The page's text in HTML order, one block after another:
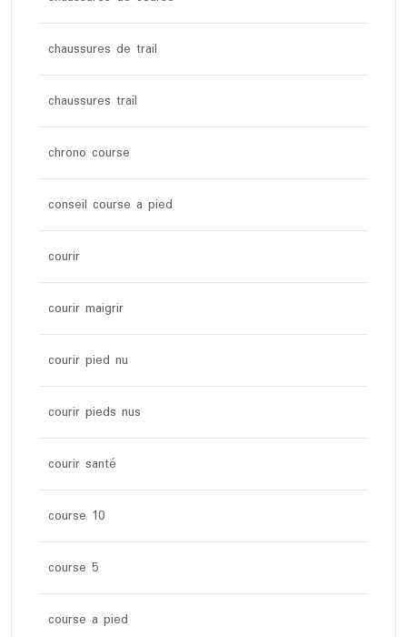
chaussures de trail
chaussures trail
chrono course
conseil course a pied
courir
courir maigrir
courir pied nu
courir pieds nus
courir santé
course 10
course 5
course a pied